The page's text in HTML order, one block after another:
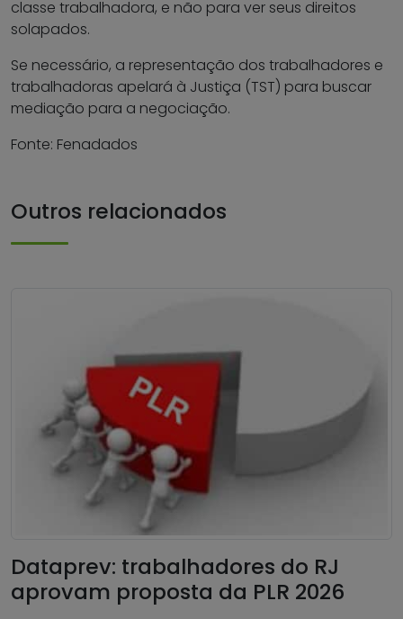
classe trabalhadora, e não para ver seus direitos
solapados.
Se necessário, a representação dos trabalhadores e
trabalhadoras apelará à Justiça (TST) para buscar
mediação para a negociação.
Fonte: Fenadados
Outros relacionados
Dataprev: trabalhadores do RJ
aprovam proposta da PLR 2026